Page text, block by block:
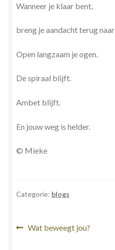
Wanneer je klaar bent,
breng je aandacht terug
Open langzaam je ogen.
De spiraal blijft.
Ambet blijft.
En jouw weg is helder.
© Mieke
Categorie: blogs
Bericht
Vorig
Wat beweegt jou?